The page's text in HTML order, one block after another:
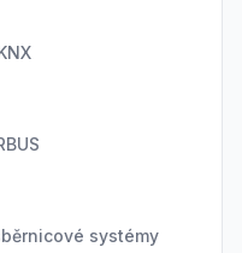
systémy